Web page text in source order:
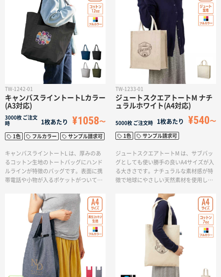
ているユニークでお洒落なデザインで、
世代問わずお使いいただけます。名入れ
はポケット面に、1色またはフルカラーで
の印刷が可能です。
いているユニークでお洒落なデザイン
で、世代問わずお使いいただけます。名
入れはポケット面に、1色またはフルカラ
ーでの印刷が可能です。ナチュラルの生
地は無漂白アイテムのため、エコマーク
がついております。
TW-1242-01
キャンバスライントートLカラー
(A3対応)
3000枚 ご注文
時
1枚あたり ¥1058
1色 フルカラー サンプル請求可
キャンバスライントートL は、厚みのあ
るコットン生地のトートバッグにハンド
ルラインが特徴のバッグです。表面に携
帯電話や小物が入るポケットがついてお
活躍するサイズのバッグとしておすすめ
です。ハンドル部分はポケット下までつ
いているユニークでお洒落なデザイン
で、世代問わずお使いいただけます。名
入れはポケット面に、1色またはフルカラ
ーでの印刷が可能です。
TW-1233-01
ジュートスクエアトートM ナチ
ュラルホワイト(A4対応)
5000枚 ご注文時 1枚あたり ¥540
1色 サンプル請求可
ジュートスクエアトートM は、サブバッ
グとしても使い勝手の良いA4サイズが入
る大きさです。ナチュラルな素材感が特
徴で地球にやさしい天然素材を使用して
や結婚式の引き出物入れとしても人気で
す。素材感を活かしたカジュアルなオリ
ジナルバッグならジュートスクエアトー
トがおすすめです。